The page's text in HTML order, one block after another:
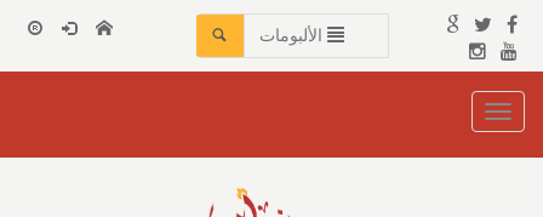
الألبومات
Toggle
navigation